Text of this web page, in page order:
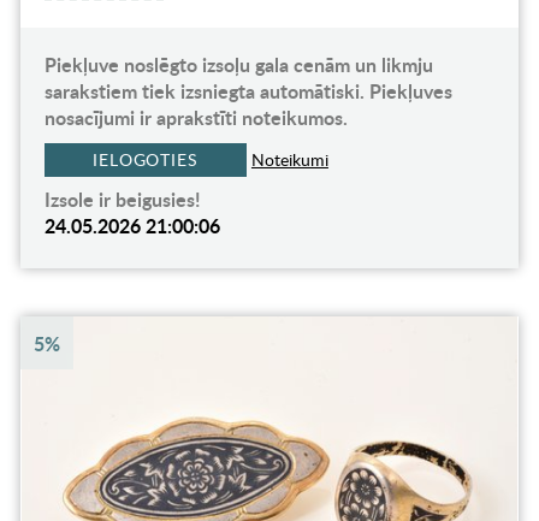
Piekļuve noslēgto izsoļu gala cenām un likmju
sarakstiem tiek izsniegta automātiski. Piekļuves
nosacījumi ir aprakstīti noteikumos.
IELOGOTIES Noteikumi
Izsole ir beigusies!
24.05.2026 21:00:06
5%